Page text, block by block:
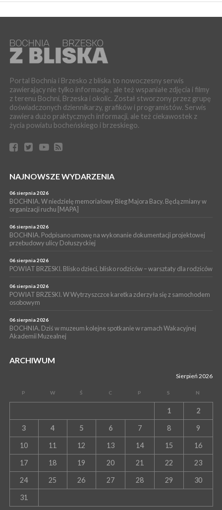
WYDARZENIA
04 sierpnia 2026
MASZKIENICE. Pies pogryzł 3-letnią dziewczynkę. Śmigłowiec
zabrał dziecko do szpitala w Krakowie
PIELGRZYMKA 2026
04 sierpnia 2026
Z BOCHNI NA JASNĄ GÓRĘ. Pierwszy dzień wędrówki
[ZDJĘCIA]
WYDARZENIA
BRZESKO. Śledczy wyjaśniają, jak doszło do śmierci 32-letniego
mężczyzny
04 sierpnia 2026
muzyki [PROGRAM KONCERTÓW]
SPORT
BOCHNIA. W niedzielę XXXII Memoriałowy Bieg Majora Bacy!
Portal Bochnia i Brzesko z bliska to nowoczesny serwis
zawierający nie tylko informacje , ale też wspaniałe zdjęcia i filmy
z terenu Bochni, Brzeska i okolic. Został stworzony przez grupę
doświadczonych dziennikarzy, grafików i programistów. Serwis
zawiera dużo praktycznych informacji, ale też ciekawostek z
życia powiatu bocheńskiego i brzeskiego.
NAJNOWSZE WYDARZENIA
06 sierpnia 2026
BOCHNIA. W niedzielę memoriałowy Bieg Majora Bacy. Będą zmiany w
organizacji ruchu [MAPA]
06 sierpnia 2026
BOCHNIA. Podpisano umowę na wykonanie dokumentacji projektowej
przebudowy ulicy Dołuszyckiej
06 sierpnia 2026
POWIAT BRZESKI. Blisko dzieci, blisko rodziców – warsztaty dla rodziców
06 sierpnia 2026
POWIAT BRZESKI. W Wytrzyszczce karetka zderzyła się z samochodem
osobowym
06 sierpnia 2026
BOCHNIA. Dziś w muzeum kolejne spotkanie w ramach Wakacyjnej
Akademii Muzealnej
ARCHIWUM
Sierpień 2026
P W Ś C P S N
1 2
3 4 5 6 7 8 9
10 11 12 13 14 15 16
17 18 19 20 21 22 23
24 25 26 27 28 29 30
31